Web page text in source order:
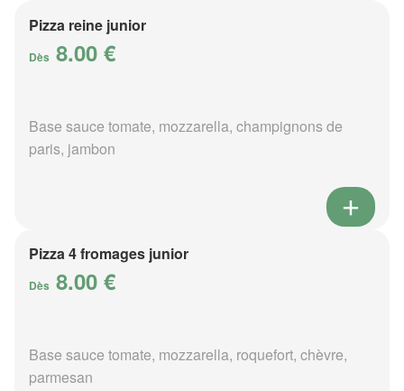
Pizza reine junior
Dès 8.00 €
Base sauce tomate, mozzarella, champignons de
paris, jambon
Pizza 4 fromages junior
Dès 8.00 €
Base sauce tomate, mozzarella, roquefort, chèvre,
parmesan